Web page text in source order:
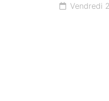
Vendredi